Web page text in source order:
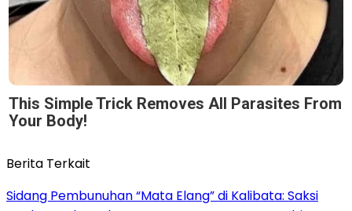
This Simple Trick Removes All Parasites From
Your Body!
Berita Terkait
Sidang Pembunuhan “Mata Elang” di Kalibata: Saksi